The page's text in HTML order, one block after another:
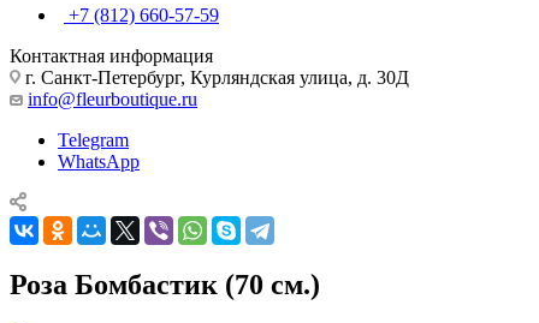
+7 (812) 660-57-59
Контактная информация
г. Санкт-Петербург, Курляндская улица, д. 30Д
info@fleurboutique.ru
Telegram
WhatsApp
Роза Бомбастик (70 см.)